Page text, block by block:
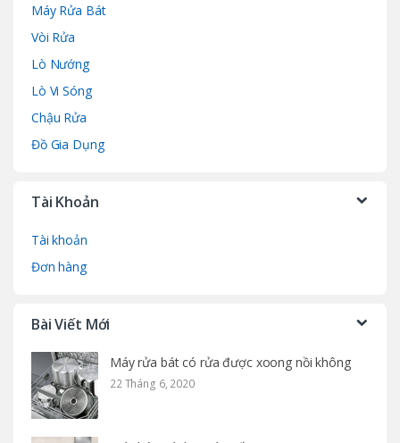
Máy Rửa Bát
Vòi Rửa
Lò Nướng
Lò Vi Sóng
Chậu Rửa
Đồ Gia Dụng
Tài Khoản
Tài khoản
Đơn hàng
Bài Viết Mới
Máy rửa bát có rửa được xoong nồi không
22 Tháng 6, 2020